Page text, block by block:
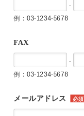
-
例：03-1234-5678
FAX
-
例：03-1234-5678
メールアドレス 必須